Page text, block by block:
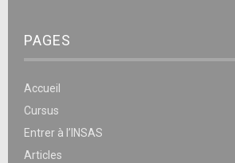
PAGES
Accueil
Cursus
Entrer à l’INSAS
Articles